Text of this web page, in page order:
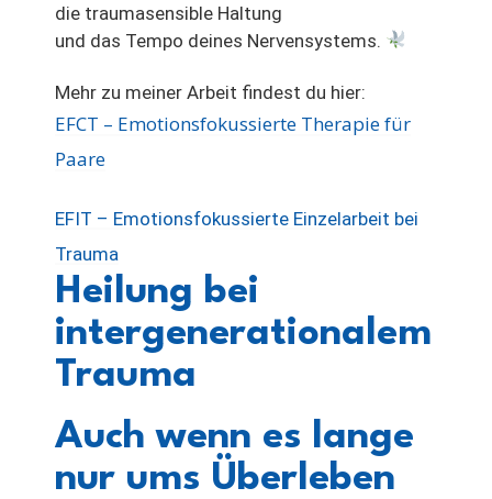
die traumasensible Haltung
und das Tempo deines Nervensystems.
Mehr zu meiner Arbeit findest du hier:
EFCT – Emotionsfokussierte Therapie für
Paare
EFIT – Emotionsfokussierte Einzelarbeit bei
Trauma
Heilung bei
intergenerationalem
Trauma
Auch wenn es lange
nur ums Überleben